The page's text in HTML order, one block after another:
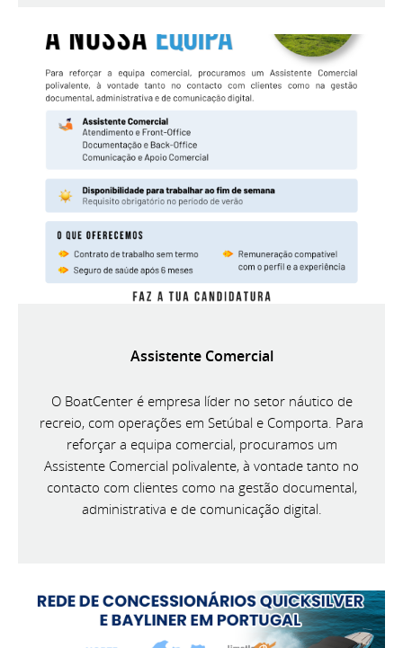
Assistente Comercial
O BoatCenter é empresa líder no setor náutico de
recreio, com operações em Setúbal e Comporta. Para
reforçar a equipa comercial, procuramos um
Assistente Comercial polivalente, à vontade tanto no
contacto com clientes como na gestão documental,
administrativa e de comunicação digital.